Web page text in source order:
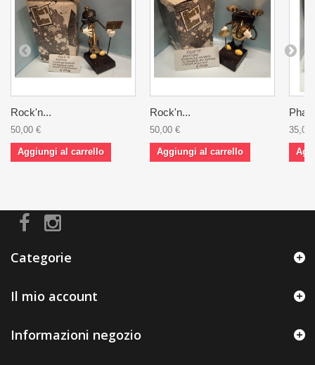
Rock'n...
50,00 €
Aggiungi al carrello
Rock'n...
50,00 €
Aggiungi al carrello
35,00
Categorie
Il mio account
Informazioni negozio